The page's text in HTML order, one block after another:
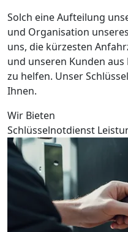
Solch eine Aufteilung
und Organisation
uns, die kürzesten
und unseren Kunden
zu helfen. Unser
Ihnen.
Wir Bieten
Schlüsselnotdienst